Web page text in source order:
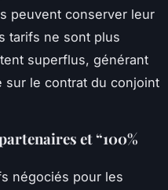
peuvent conserver leur
tarifs ne sont plus
superflus, générant
sur le contrat du conjoint
et “100%
négociés pour les